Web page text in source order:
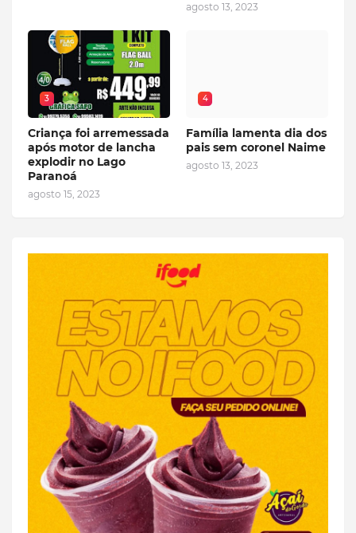
agosto 13, 2023
3
Criança foi arremessada
após motor de lancha
explodir no Lago
Paranoá
agosto 15, 2023
4
Família lamenta dia dos
pais sem coronel Naime
agosto 13, 2023